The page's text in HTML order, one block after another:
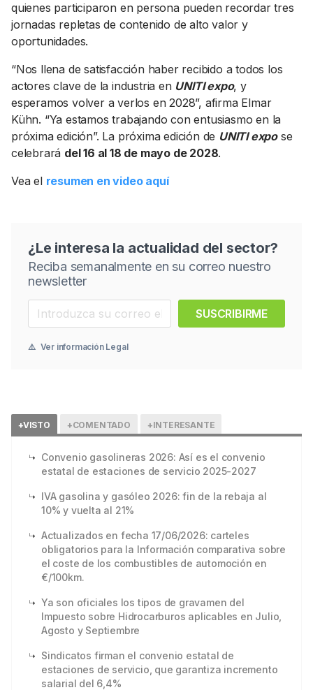
quienes participaron en persona pueden recordar tres
jornadas repletas de contenido de alto valor y
oportunidades.
“Nos llena de satisfacción haber recibido a todos los
actores clave de la industria en UNITI expo, y
esperamos volver a verlos en 2028”, afirma Elmar
Kühn. “Ya estamos trabajando con entusiasmo en la
próxima edición”. La próxima edición de UNITI expose
celebrará del 16 al 18 de mayo de 2028.
Vea el resumen en video aquí
¿Le interesa la actualidad del sector?
Reciba semanalmente en su correo nuestro
newsletter
SUSCRIBIRME
⚠️ Ver información Legal
+VISTO +COMENTADO +INTERESANTE
Convenio gasolineras 2026: Así es el convenio
estatal de estaciones de servicio 2025-2027
IVA gasolina y gasóleo 2026: fin de la rebaja al
10% y vuelta al 21%
Actualizados en fecha 17/06/2026: carteles
obligatorios para la Información comparativa sobre
el coste de los combustibles de automoción en
€/100km.
Ya son oficiales los tipos de gravamen del
Impuesto sobre Hidrocarburos aplicables en Julio,
Agosto y Septiembre
Sindicatos firman el convenio estatal de
estaciones de servicio, que garantiza incremento
salarial del 6,4%